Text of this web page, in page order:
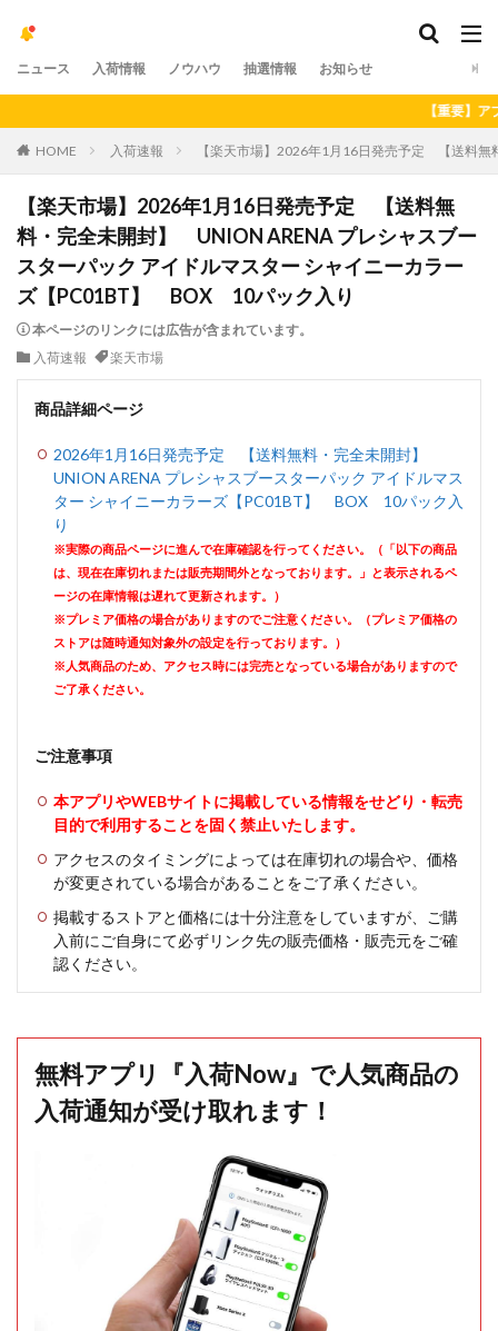
ニュース 入荷情報 ノウハウ 抽選情報 お知らせ
【重要】アプリ
HOME 入荷速報 【楽天市場】2026年1月16日発売予定 【送料
【楽天市場】2026年1月16日発売予定 【送料無
料・完全未開封】 UNION ARENA プレシャスブー
スターパック アイドルマスター シャイニーカラー
ズ【PC01BT】 BOX 10パック入り
本ページのリンクには広告が含まれています。
入荷速報
楽天市場
商品詳細ページ
2026年1月16日発売予定 【送料無料・完全未開封】
UNION ARENA プレシャスブースターパック アイドルマス
ター シャイニーカラーズ【PC01BT】 BOX 10パック入
り
※実際の商品ページに進んで在庫確認を行ってください。（「以下の商品
は、現在在庫切れまたは販売期間外となっております。」と表示されるペ
ージの在庫情報は遅れて更新されます。）
※プレミア価格の場合がありますのでご注意ください。（プレミア価格の
ストアは随時通知対象外の設定を行っております。）
※人気商品のため、アクセス時には完売となっている場合がありますので
ご了承ください。
ご注意事項
本アプリやWEBサイトに掲載している情報をせどり・転売
目的で利用することを固く禁止いたします。
アクセスのタイミングによっては在庫切れの場合や、価格
が変更されている場合があることをご了承ください。
掲載するストアと価格には十分注意をしていますが、ご購
入前にご自身にて必ずリンク先の販売価格・販売元をご確
認ください。
無料アプリ『入荷Now』で人気商品の
入荷通知が受け取れます！